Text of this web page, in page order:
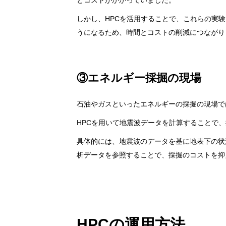
しかし、HPCを活用することで、これらの実
うになるため、時間とコストの削減につなが
③エネルギー採掘の現場
石油やガスといったエネルギーの採掘の現場
HPCを用いて地震波データを計算することで
具体的には、地震波のデータを基に地表下の
析データを参照することで、採掘のコストを